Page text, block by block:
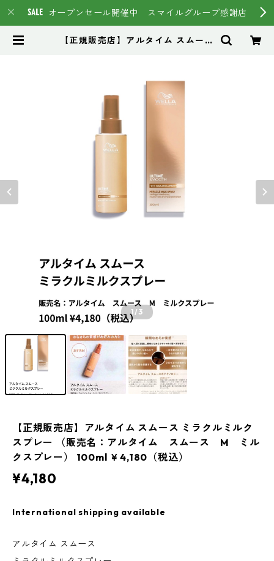
オープンセール開催中 スマイルグループ感謝店
【正規販売店】アルタイム スムース
込） | スマイルグループ通販ページ
#イマヘア HSC強髪 トステア
1/3
【正規販売店】アルタイム スムース ミラクルミルク
スプレー （販売名：アルタイム スムース M ミル
クスプレー） 100ml ￥4,180（税込）
¥4,180
International shipping available
アルタイム スムース